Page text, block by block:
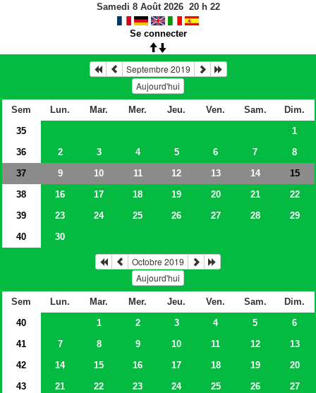
Samedi 8 Août 2026 20h 22
Se connecter
Septembre 2019
Aujourd'hui
Sem Lun. Mar. Mer. Jeu. Ven. Sam.
Dim.
35
1
36
2 3 4 5 6 7
8
37
9 10 11 12 13 14
15
38
16 17 18 19 20 21
22
39
23 24 25 26 27 28
29
40
30
Octobre 2019
Aujourd'hui
Sem Lun. Mar. Mer. Jeu. Ven. Sam.
Dim.
40
1 2 3 4 5
6
41
7 8 9 10 11 12
13
42
14 15 16 17 18 19
20
43
21 22 23 24 25 26
27